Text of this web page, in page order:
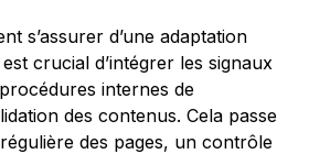
s’assurer d’une adaptation
crucial d’intégrer les signaux
internes de
des contenus. Cela passe
des pages, un contrôle